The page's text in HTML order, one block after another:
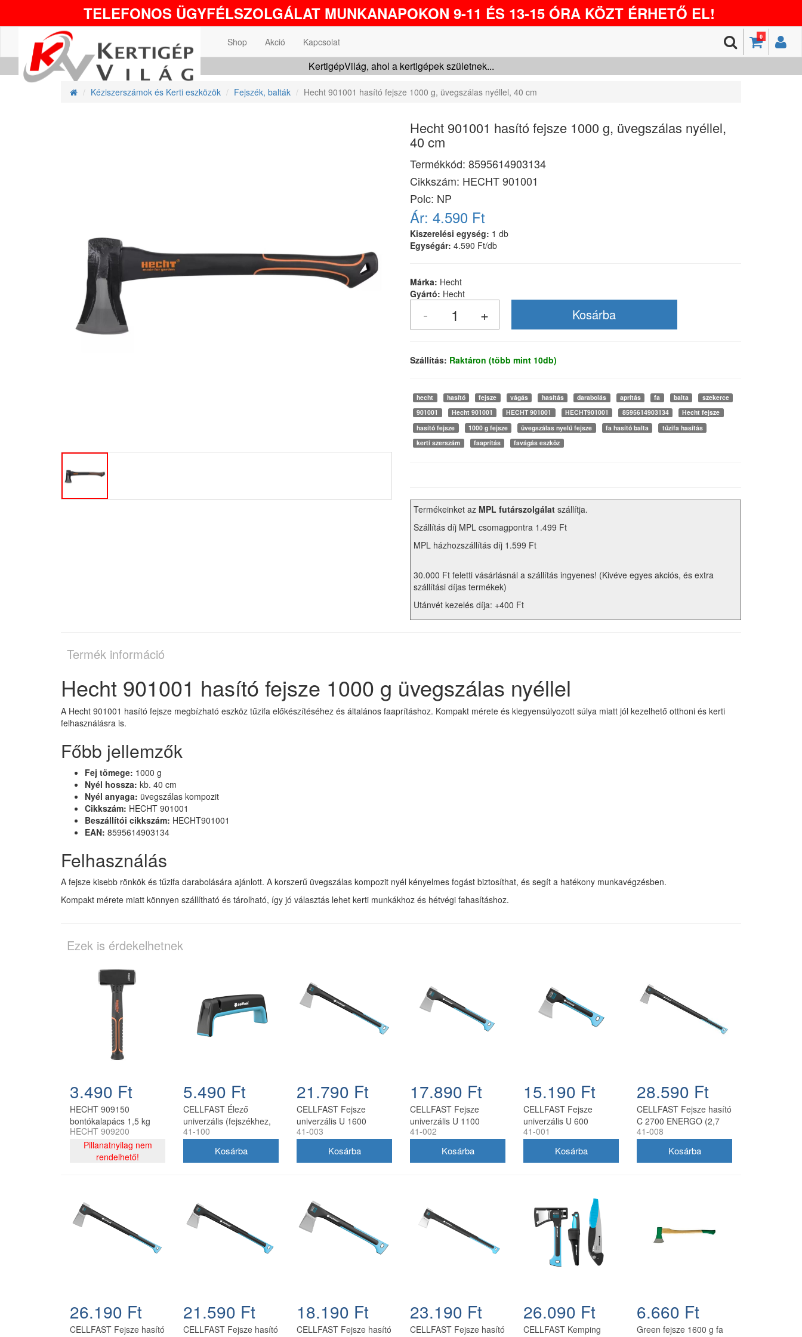
TELEFONOS ÜGYFÉLSZOLGÁLAT MUNKANAPOKON 9-11 ÉS 13-15 ÓRA KÖZT ÉRHETŐ EL!
0
Shop Akció Kapcsolat
KertigépVilág, ahol a kertigépek születnek...
Kéziszerszámok és Kerti eszközök Fejszék, balták Hecht 901001 hasító fejsze 1000 g, üvegszálas nyéllel, 40 cm
Hecht 901001 hasító fejsze 1000 g, üvegszálas nyéllel,
40 cm
Termékkód: 8595614903134
Cikkszám: HECHT 901001
Polc: NP
Ár: 4.590 Ft
Kiszerelési egység: 1 db
Egységár: 4.590 Ft/db
Márka: Hecht
Gyártó: Hecht
Szállítás: Raktáron (több mint 10db)
hecht hasító fejsze vágás hasítás darabolás aprítás fa balta
szekerce
901001
Hecht 901001 HECHT 901001 HECHT901001 8595614903134
Hecht fejsze
hasító fejsze
1000 g fejsze üvegszálas nyelű fejsze fa hasító balta
tűzifa hasítás
kerti szerszám
faaprítás favágás eszköz
Termékeinket az MPL futárszolgálat szállítja.
Szállítás díj MPL csomagpontra 1.499 Ft
MPL házhozszállítás díj 1.599 Ft
30.000 Ft feletti vásárlásnál a szállítás ingyenes! (Kivéve egyes akciós, és extra
szállítási díjas termékek)
Utánvét kezelés díja: +400 Ft
Termék információ
Hecht 901001 hasító fejsze 1000 g üvegszálas nyéllel
A Hecht 901001 hasító fejsze megbízható eszköz tűzifa előkészítéséhez és általános faaprításhoz. Kompakt mérete és kiegyensúlyozott súlya miatt jól kezelhető otthoni és kerti
felhasználásra is.
Főbb jellemzők
Fej tömege: 1000 g
Nyél hossza: kb. 40 cm
Nyél anyaga: üvegszálas kompozit
Cikkszám: HECHT 901001
Beszállítói cikkszám: HECHT901001
EAN: 8595614903134
Felhasználás
A fejsze kisebb rönkök és tűzifa darabolására ajánlott. A korszerű üvegszálas kompozit nyél kényelmes fogást biztosíthat, és segít a hatékony munkavégzésben.
Kompakt mérete miatt könnyen szállítható és tárolható, így jó választás lehet kerti munkákhoz és hétvégi fahasításhoz.
Ezek is érdekelhetnek
3.490 Ft
HECHT 909150
bontókalapács 1,5 kg
HECHT 909200
Pillanatnyilag nem
rendelhető!
5.490 Ft
CELLFAST Élező
univerzális (fejszékhez,
késekhez, ollókhoz)
41-100
21.790 Ft
CELLFAST Fejsze
univerzális U 1600
ENERGO (1,6 kg)
41-003
17.890 Ft
CELLFAST Fejsze
univerzális U 1100
ENERGO (1,1 kg)
41-002
15.190 Ft
CELLFAST Fejsze
univerzális U 600
ENERGO (0,6 kg)
41-001
28.590 Ft
CELLFAST Fejsze hasító
C 2700 ENERGO (2,7
kg)
41-008
26.190 Ft
CELLFAST Fejsze hasító
21.590 Ft
CELLFAST Fejsze hasító
18.190 Ft
CELLFAST Fejsze hasító
23.190 Ft
CELLFAST Fejsze hasító
26.090 Ft
CELLFAST Kemping
6.660 Ft
Green fejsze 1600 g fa